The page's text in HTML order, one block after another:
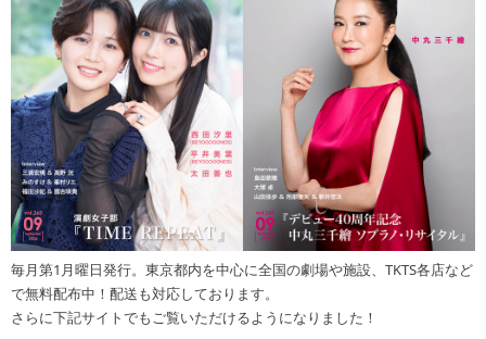
毎月第1月曜日発行。東京都内を中心に全国の劇場や施設、TKTS各店など
で無料配布中！配送も対応しております。
さらに下記サイトでもご覧いただけるようになりました！